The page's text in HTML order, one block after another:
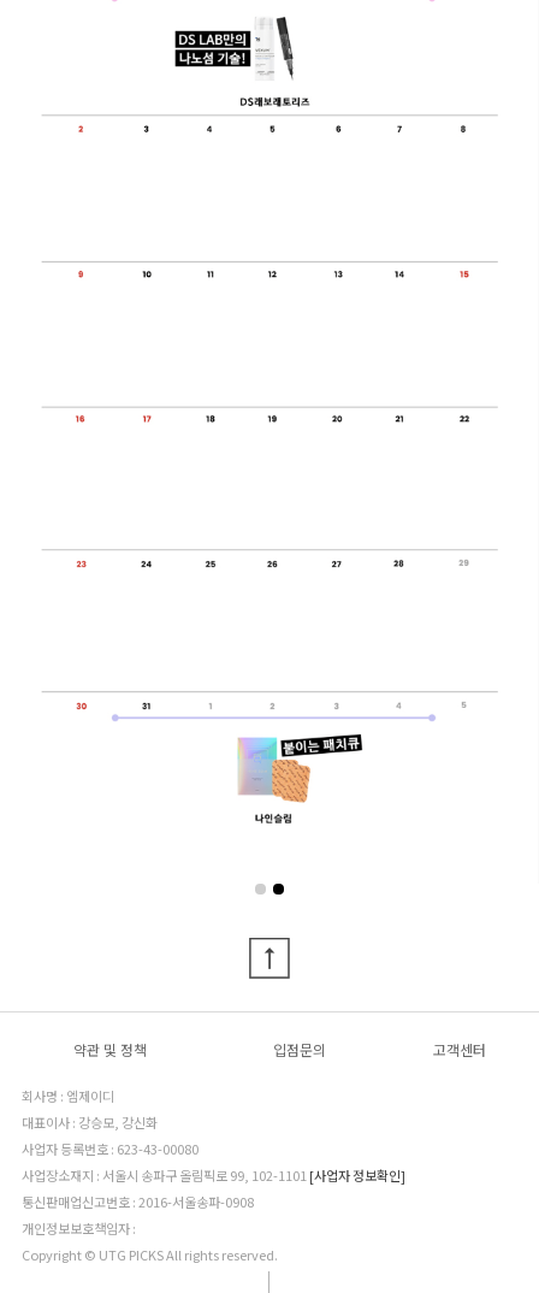
약관 및 정책 입점문의 고객센터
회사명 : 엠제이디
대표이사 : 강승모, 강신화
사업자 등록번호 : 623-43-00080
사업장소재지 : 서울시 송파구 올림픽로 99, 102-1101 [사업자 정보확인]
통신판매업신고번호 : 2016-서울송파-0908
개인정보보호책임자 :
Copyright © UTG PICKS All rights reserved.